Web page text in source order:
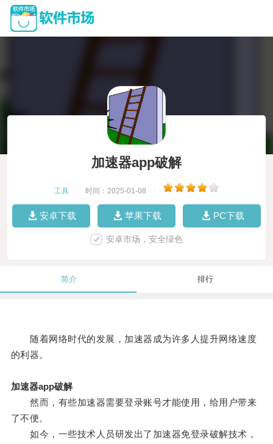
加速器app破解
工具 时间：2025-01-08
安卓下载 苹果下载 PC下载
安卓市场，安全绿色
简介 排行
随着网络时代的发展，加速器成为许多人提升网络速度
的利器。
加速器app破解
然而，有些加速器需要登录账号才能使用，给用户带来
了不便。
如今，一些技术人员研发出了加速器免登录破解技术，